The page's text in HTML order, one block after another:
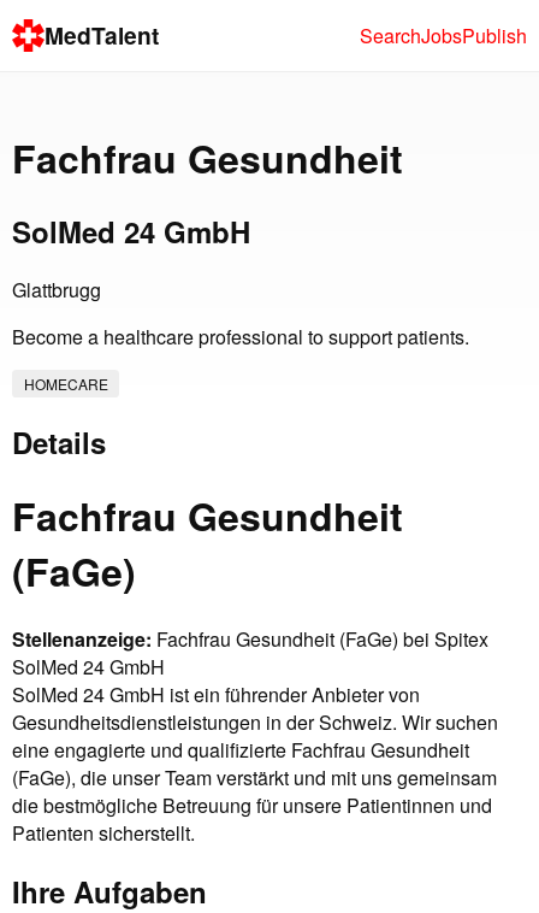
MedTalent SearchJobsPublish
Fachfrau Gesundheit
SolMed 24 GmbH
Glattbrugg
Become a healthcare professional to support patients.
HOMECARE
Details
Fachfrau Gesundheit
(FaGe)
Stellenanzeige: Fachfrau Gesundheit (FaGe) bei Spitex
SolMed 24 GmbH
SolMed 24 GmbH ist ein führender Anbieter von
Gesundheitsdienstleistungen in der Schweiz. Wir suchen
eine engagierte und qualifizierte Fachfrau Gesundheit
(FaGe), die unser Team verstärkt und mit uns gemeinsam
die bestmögliche Betreuung für unsere Patientinnen und
Patienten sicherstellt.
Ihre Aufgaben